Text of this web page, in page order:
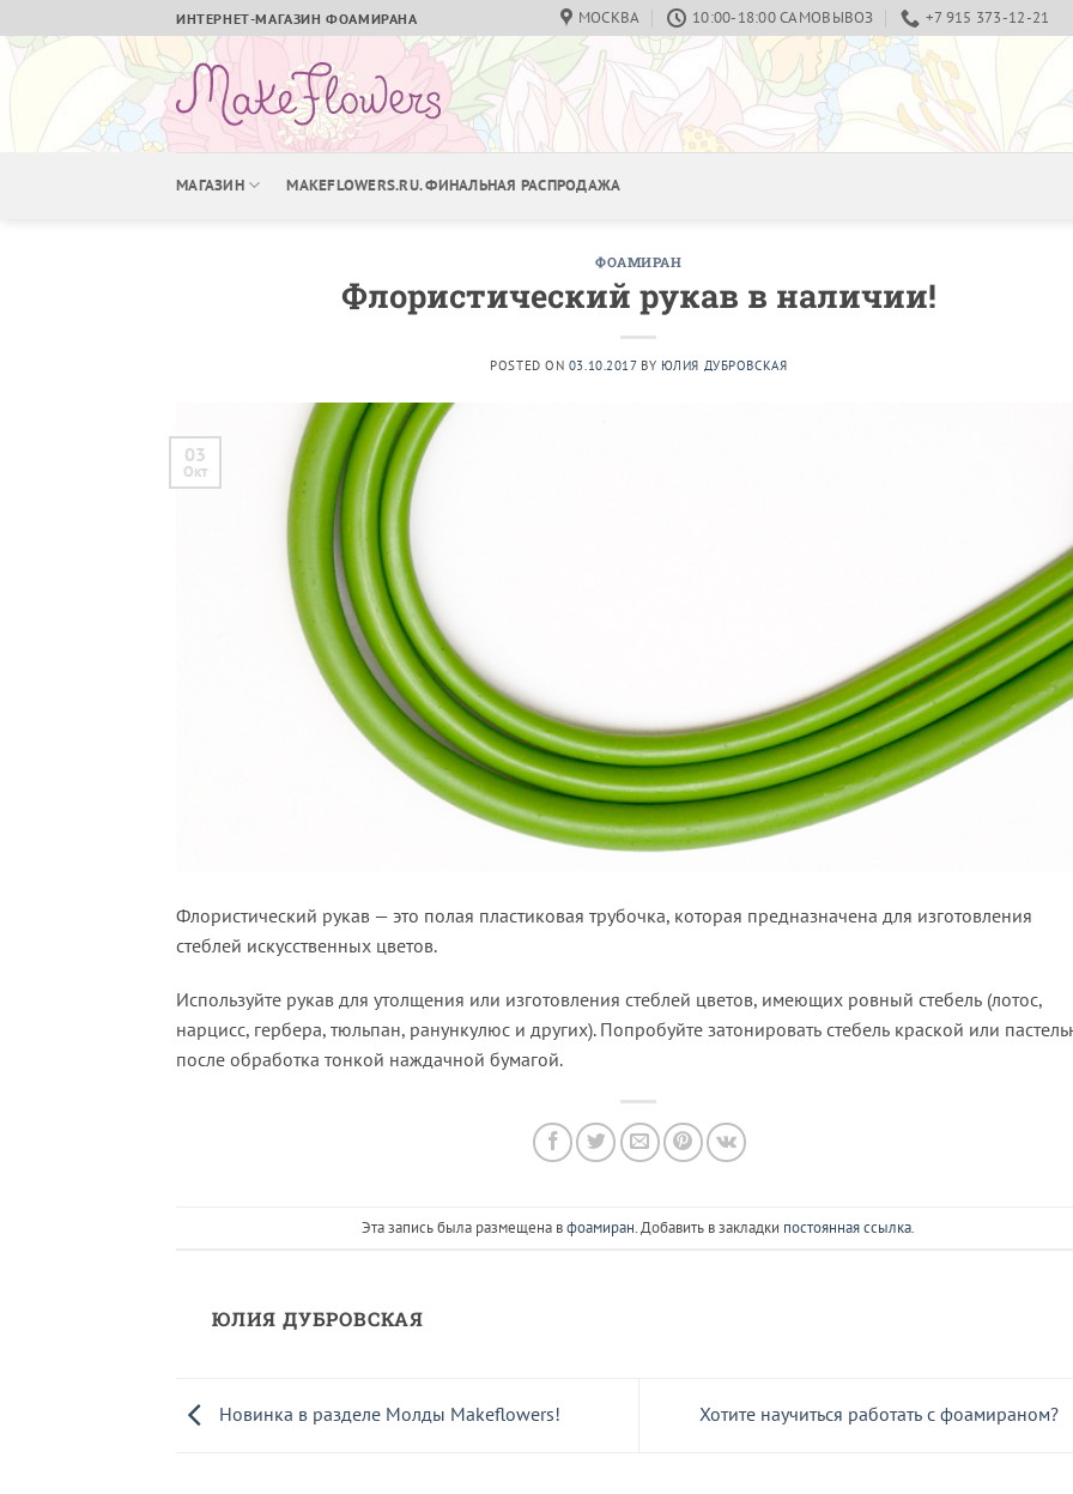
to
content
ИНТЕРНЕТ-МАГАЗИН ФОАМИРАНА МОСКВА 10:00-18:00 САМОВЫВОЗ +7 915 373-12-21
МАГАЗИН MAKEFLOWERS.RU. ФИНАЛЬНАЯ РАСПРОДАЖА
ФОАМИРАН
Флористический рукав в наличии!
POSTED ON 03.10.2017 BY ЮЛИЯ ДУБРОВСКАЯ
03
Окт
Флористический рукав — это полая пластиковая трубочка, которая предназначена для изготовления
стеблей искусственных цветов.
Используйте рукав для утолщения или изготовления стеблей цветов, имеющих ровный стебель (лотос,
нарцисс, гербера, тюльпан, ранункулюс и других). Попробуйте затонировать стебель краской или
после обработка тонкой наждачной бумагой.
Эта запись была размещена вфоамиран. Добавить в закладки постоянная ссылка.
ЮЛИЯ ДУБРОВСКАЯ
Новинка в разделе Молды Makeflowers! Хотите научиться работать с фоамираном?